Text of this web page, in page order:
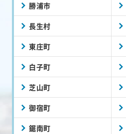
勝浦市
長生村
東庄町
白子町
芝山町
御宿町
鋸南町